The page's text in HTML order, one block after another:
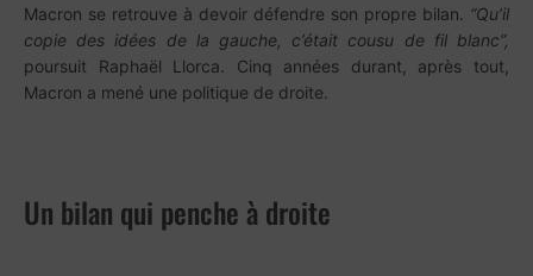
Macron se retrouve à devoir défendre son propre bilan. “Qu’il
copie des idées de la gauche, c’était cousu de fil blanc”,
poursuit Raphaël Llorca. Cinq années durant, après tout,
Macron a mené une politique de droite.
Un bilan qui penche à droite